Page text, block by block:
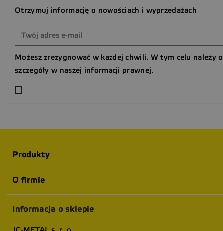
Otrzymuj informację o nowościach i wyprzedażach
Możesz zrezygnować w każdej chwili. W tym celu należy
szczegóły w naszej informacji prawnej.
Produkty
O firmie
Informacja o sklepie